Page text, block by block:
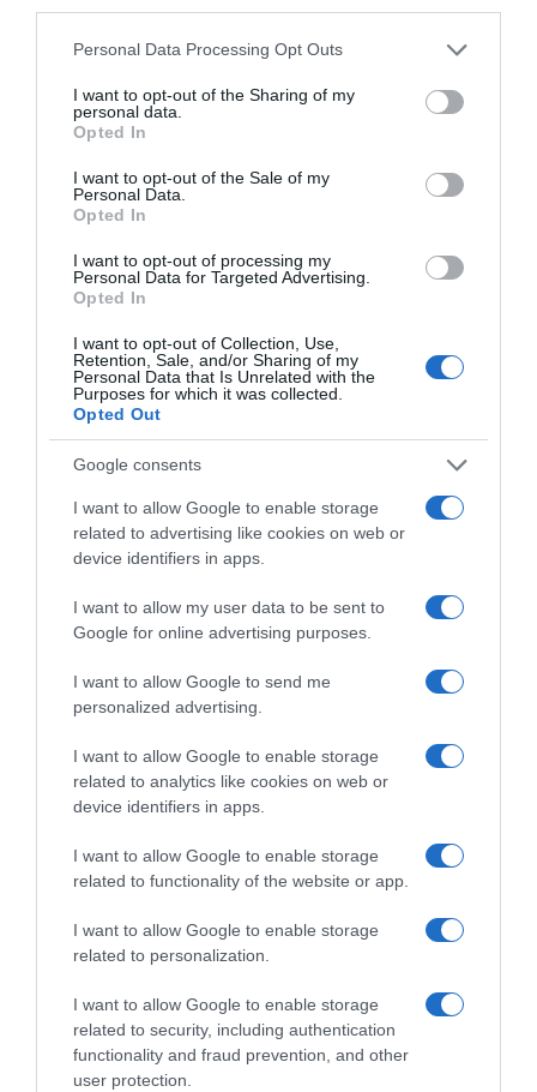
Please note that this website/app uses one or more Google
not limited to your visit or usage behaviour. You may click to
grant or deny consent to Google and its third-party tags to
use your data for below specified purposes in below Google
consent section.
Personal Data Processing Opt Outs
I want to opt-out of the Sharing of my
personal data.
Opted In
I want to opt-out of the Sale of my
Personal Data.
Opted In
I want to opt-out of processing my
Personal Data for Targeted Advertising.
Opted In
I want to opt-out of Collection, Use,
Retention, Sale, and/or Sharing of my
Personal Data that Is Unrelated with the
Purposes for which it was collected.
Opted Out
Google consents
I want to allow Google to enable storage
related to advertising like cookies on web or
device identifiers in apps.
I want to allow my user data to be sent to
Google for online advertising purposes.
I want to allow Google to send me
personalized advertising.
I want to allow Google to enable storage
related to analytics like cookies on web or
device identifiers in apps.
I want to allow Google to enable storage
related to functionality of the website or app.
I want to allow Google to enable storage
related to personalization.
I want to allow Google to enable storage
related to security, including authentication
functionality and fraud prevention, and other
user protection.
ΕΛΛΑΔΑ
ΕΛΛΑΔΑ
Από τη ΓΑΔΑ, σε εισαγγελέα και
ανακριτή η 46χρονη που κατηγορείται
για τον φονικό εμπρησμό στη Marfin
Η κατηγορούμενη από την πρώττη στιγμή δήλωσε αθώα -